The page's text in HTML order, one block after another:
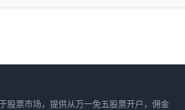
股票市场，提供从万一免五股票开户，佣金